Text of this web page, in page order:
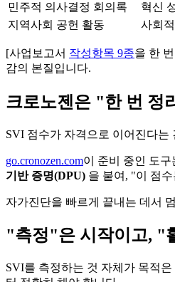
민주적 의사결정 회의록
혁신
지역사회 공헌 활동
사회
[사업보고서 작성항목 9종을 한
감의 본질입니다.
크로노젠은 "한 번 정
SVI 점수가 자격으로 이어진다는
go.cronozen.com이 준비 중인 도
기반 증명(DPU) 을 붙여, "이 점
자가진단을 빠르게 끝내는 데서
"측정"은 시작이고, "
SVI를 측정하는 것 자체가 목적은